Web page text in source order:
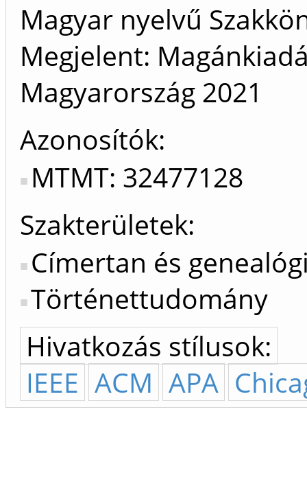
Magyar nyelvű
Megjelent:
Magyarország 2021
Azonosítók
MTMT: 32477128
Szakterületek:
Címertan és
Történettudomány
Hivatkozás stílusok:
IEEE ACM APA